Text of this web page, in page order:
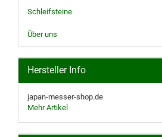
Schleifsteine
Über uns
Hersteller Info
japan-messer-shop.de
Mehr Artikel